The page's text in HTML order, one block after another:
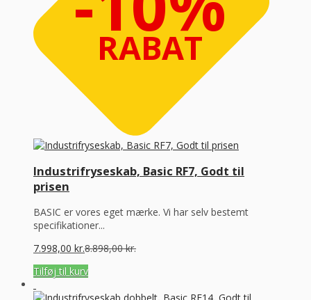
RABAT
Industrifryseskab, Basic RF7, Godt til
prisen
BASIC er vores eget mærke. Vi har selv bestemt
specifikationer...
7.998,00 kr.8.898,00kr.
Tilføj til kurv